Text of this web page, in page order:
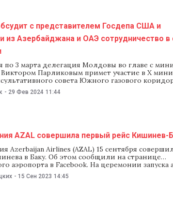
с представителем Госдепа США и
из Азербайджана и ОАЭ сотрудничество в
по 3 марта делегация Молдовы во главе с
Парликовым примет участие в X
совета Южного газового
в Азербайджане. Как рассказал Парликов,
он встретится с главой нефтяной госкомпании
- 29 Фев 2024 11:44
AZAL совершила первый рейс Кишинев-
Azerbaijan Airlines (AZAL) 15 сентября
в Баку. Об этом сообщили на странице
аэропорта в Facebook. На церемонии запуска
посол Азербайджана в Молдове Гудси
обязанности администратора аэропорта
- 15 Сен 2023 14:45